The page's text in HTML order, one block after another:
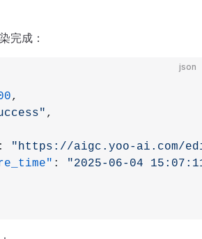
完成：
json
,
,
:
"https://aigc.yoo-ai.com/
:
"2025-06-04